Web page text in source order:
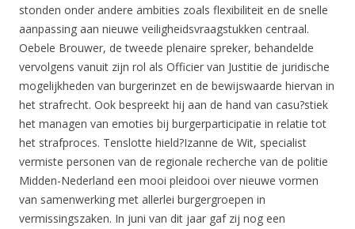
stonden onder andere ambities zoals flexibiliteit en de snelle
aanpassing aan nieuwe veiligheidsvraagstukken centraal.
Oebele Brouwer, de tweede plenaire spreker, behandelde
vervolgens vanuit zijn rol als Officier van Justitie de juridische
mogelijkheden van burgerinzet en de bewijswaarde hiervan in
het strafrecht. Ook bespreekt hij aan de hand van casu?stiek
het managen van emoties bij burgerparticipatie in relatie tot
het strafproces. Tenslotte hield?Izanne de Wit, specialist
vermiste personen van de regionale recherche van de politie
Midden-Nederland een mooi pleidooi over nieuwe vormen
van samenwerking met allerlei burgergroepen in
vermissingszaken. In juni van dit jaar gaf zij nog een